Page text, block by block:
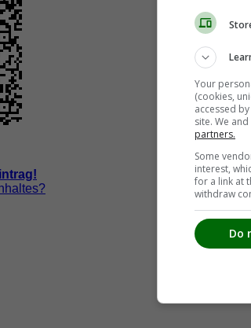
Your
(cookies,
accessed
site. We
partners.
Some
interest,
for a link at
withdraw
Do